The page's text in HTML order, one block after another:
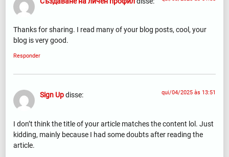
Thanks for sharing. I read many of your blog posts, cool, your
blog is very good.
Responder
Sign Updisse: qui/04/2025 às 13:51
I don’t think the title of your article matches the content lol. Just
kidding, mainly because I had some doubts after reading the
article.